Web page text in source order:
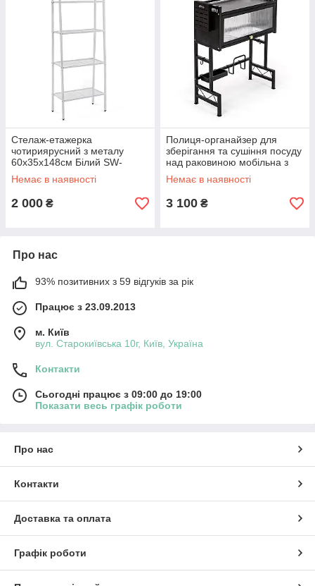
Стелаж-етажерка
чотириярусний з металу
60х35х148см Білий SW-
00002104
Немає в наявності
2 000 ₴
Полиця-органайзер для
зберігання та сушіння посуду
над раковиною мобільна з
нержавіючої сталі
65х30х78см Чорна SW-
Немає в наявності
3 100 ₴
Про нас
93% позитивних з 59 відгуків за рік
Працює з 23.09.2013
м. Київ
вул. Старокиївська 10г, Київ, Україна
Контакти
Сьогодні працює з 09:00 до 19:00
Показати весь графік роботи
Про нас
Контакти
Доставка та оплата
Графік роботи